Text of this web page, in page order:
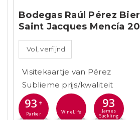
Bodegas Raúl Pérez
Saint Jacques Mencía
Vol, verfijnd
Visitekaartje van Pérez
Sublieme prijs/kwaliteit
93 +
Parker WineLife
93
James
Suckling